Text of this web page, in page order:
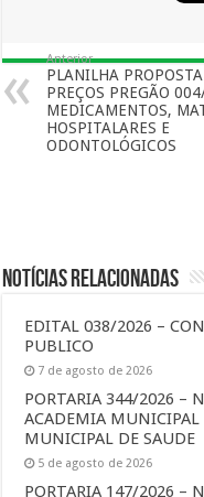
Anterior
PLANILHA
PREÇOS PREGÃO
MEDICAMENTOS,
HOSPITALARES E
ODONTOLÓGICOS
Notícias Relacionadas
EDITAL 038/2026 –
PUBLICO
7 de agosto de 2026
PORTARIA 344/2026 –
ACADEMIA MUNICIPAL
MUNICIPAL DE SAUDE
5 de agosto de 2026
PORTARIA 147/2026 –